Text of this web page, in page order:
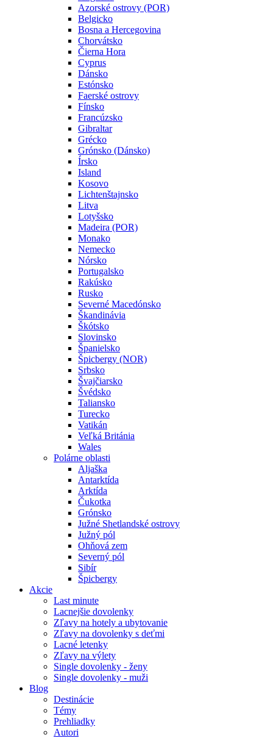
Azorské ostrovy (POR)
Belgicko
Bosna a Hercegovina
Chorvátsko
Čierna Hora
Cyprus
Dánsko
Estónsko
Faerské ostrovy
Fínsko
Francúzsko
Gibraltar
Grécko
Grónsko (Dánsko)
Írsko
Island
Kosovo
Lichtenštajnsko
Litva
Lotyšsko
Madeira (POR)
Monako
Nemecko
Nórsko
Portugalsko
Rakúsko
Rusko
Severné Macedónsko
Škandinávia
Škótsko
Slovinsko
Španielsko
Špicbergy (NOR)
Srbsko
Švajčiarsko
Švédsko
Taliansko
Turecko
Vatikán
Veľká Británia
Wales
Polárne oblasti
Aljaška
Antarktída
Arktída
Čukotka
Grónsko
Južné Shetlandské ostrovy
Južný pól
Ohňová zem
Severný pól
Sibír
Špicbergy
Akcie
Last minute
Lacnejšie dovolenky
Zľavy na hotely a ubytovanie
Zľavy na dovolenky s deťmi
Lacné letenky
Zľavy na výlety
Single dovolenky - ženy
Single dovolenky - muži
Blog
Destinácie
Témy
Prehliadky
Autori